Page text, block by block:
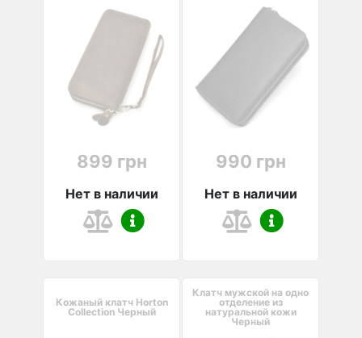
899 грн
Нет в наличии
990 грн
Нет в наличии
Кожаный клатч Horton
Collection Черный
Клатч мужской на одно
отделение из
натуральной кожи
Черный